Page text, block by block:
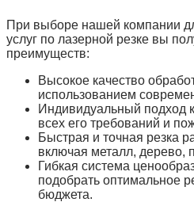
При выборе нашей компании
услуг по лазерной резке вы
преимуществ:
Высокое качество
использованием
Индивидуальный подход
всех его требований и
Быстрая и точная резка
включая металл, дерево,
Гибкая система
подобрать оптимальное
бюджета.